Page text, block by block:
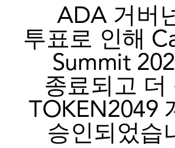
ADA 거버
투표로 인해
Summit
종료되고 더
TOKEN2049
승인되었습